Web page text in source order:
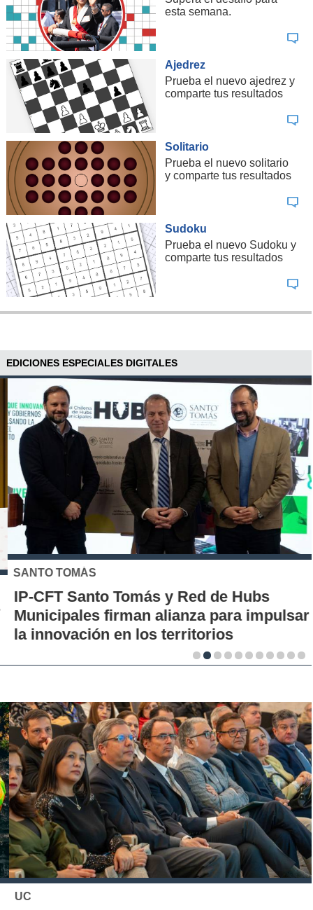
esta semana.
Ajedrez
Prueba el nuevo ajedrez y
comparte tus resultados
Solitario
Prueba el nuevo solitario
y comparte tus resultados
Sudoku
Prueba el nuevo Sudoku y
comparte tus resultados
EDICIONES ESPECIALES DIGITALES
SANTO TOMÁS
IP-CFT Santo Tomás y Red de Hubs
Municipales firman alianza para impulsar
la innovación en los territorios
UC